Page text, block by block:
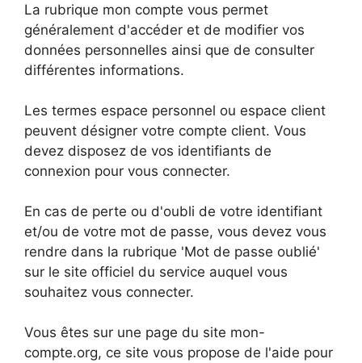
La rubrique mon compte vous permet
généralement d'accéder et de modifier vos
données personnelles ainsi que de consulter
différentes informations.
Les termes espace personnel ou espace client
peuvent désigner votre compte client. Vous
devez disposez de vos identifiants de
connexion pour vous connecter.
En cas de perte ou d'oubli de votre identifiant
et/ou de votre mot de passe, vous devez vous
rendre dans la rubrique 'Mot de passe oublié'
sur le site officiel du service auquel vous
souhaitez vous connecter.
Vous êtes sur une page du site mon-
compte.org, ce site vous propose de l'aide pour